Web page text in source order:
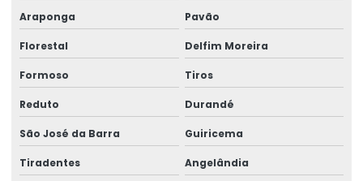
Araponga Pavão
Florestal Delfim Moreira
Formoso Tiros
Reduto Durandé
São José da Barra Guiricema
Tiradentes Angelândia